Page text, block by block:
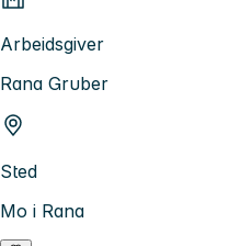
Arbeidsgiver
Rana Gruber
Sted
Mo i Rana